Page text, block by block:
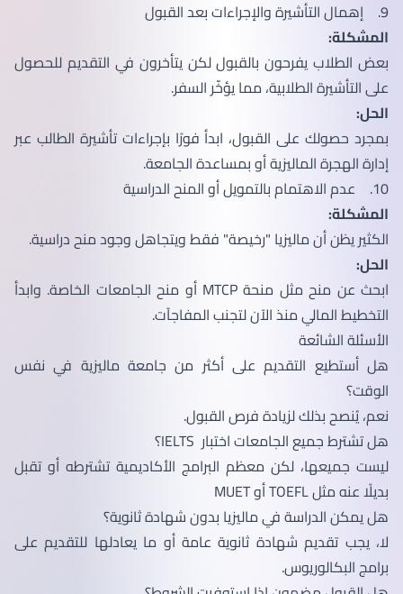
9. إهمال التأشيرة والإجراءات بعد القبول
المشكلة:
بعض الطلاب يفرحون بالقبول لكن يتأخرون في التقديم للحصول
على التأشيرة الطلابية، مما يؤخّر السفر.
الحل:
بمجرد حصولك على القبول، ابدأ فورًا بإجراءات تأشيرة الطالب عبر
إدارة الهجرة الماليزية أو بمساعدة الجامعة.
10. عدم الاهتمام بالتمويل أو المنح الدراسية
المشكلة:
الكثير يظن أن ماليزيا "رخيصة" فقط ويتجاهل وجود منح دراسية.
الحل:
ابحث عن منح مثل منحة MTCP أو منح الجامعات الخاصة. وابدأ
التخطيط المالي منذ الآن لتجنب المفاجآت.
الأسئلة الشائعة
هل أستطيع التقديم على أكثر من جامعة ماليزية في نفس
الوقت؟
نعم، يُنصح بذلك لزيادة فرص القبول.
هل تشترط جميع الجامعات اختبار IELTS؟
ليست جميعها، لكن معظم البرامج الأكاديمية تشترطه أو تقبل
بديلًا عنه مثل TOEFL أو MUET
هل يمكن الدراسة في ماليزيا بدون شهادة ثانوية؟
لا، يجب تقديم شهادة ثانوية عامة أو ما يعادلها للتقديم على
برامج البكالوريوس.